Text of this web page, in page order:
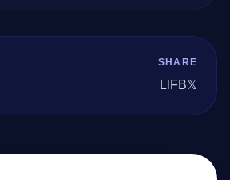
SHARE
𝕏
FB
LI